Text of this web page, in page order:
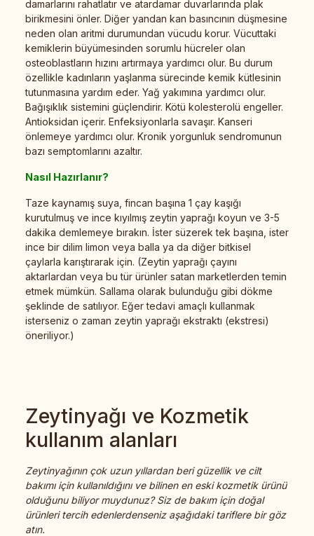
damarlarını rahatlatır ve atardamar duvarlarında plak
birikmesini önler. Diğer yandan kan basıncının düşmesine
neden olan aritmi durumundan vücudu korur. Vücuttaki
kemiklerin büyümesinden sorumlu hücreler olan
osteoblastların hızını artırmaya yardımcı olur. Bu durum
özellikle kadınların yaşlanma sürecinde kemik kütlesinin
tutunmasına yardım eder. Yağ yakımına yardımcı olur.
Bağışıklık sistemini güçlendirir. Kötü kolesterolü engeller.
Antioksidan içerir. Enfeksiyonlarla savaşır. Kanseri
önlemeye yardımcı olur. Kronik yorgunluk sendromunun
bazı semptomlarını azaltır.
Nasıl Hazırlanır?
Taze kaynamış suya, fincan başına 1 çay kaşığı
kurutulmuş ve ince kıyılmış zeytin yaprağı koyun ve 3-5
dakika demlemeye bırakın. İster süzerek tek başına, ister
ince bir dilim limon veya balla ya da diğer bitkisel
çaylarla karıştırarak için. (Zeytin yaprağı çayını
aktarlardan veya bu tür ürünler satan marketlerden temin
etmek mümkün. Sallama olarak bulunduğu gibi dökme
şeklinde de satılıyor. Eğer tedavi amaçlı kullanmak
isterseniz o zaman zeytin yaprağı ekstraktı (ekstresi)
öneriliyor.)
Zeytinyağı ve Kozmetik
kullanım alanları
Zeytinyağının çok uzun yıllardan beri güzellik ve cilt
bakımı için kullanıldığını ve bilinen en eski kozmetik ürünü
olduğunu biliyor muydunuz? Siz de bakım için doğal
ürünleri tercih edenlerdenseniz aşağıdaki tariflere bir göz
atın.